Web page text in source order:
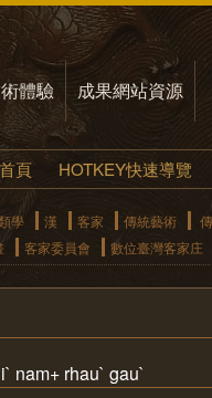
體驗 成果網站資源
頁 HOTKEY快速導覽
學 漢 客家 傳統藝術
客家委員會 數位臺灣客家庄
nam+ rhau` gau`